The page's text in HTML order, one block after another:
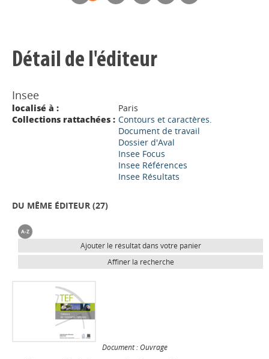
Détail de l'éditeur
Insee
localisé à :
Paris
Collections rattachées : Contours et caractères.
Document de travail
Dossier d'Aval
Insee Focus
Insee Références
Insee Résultats
DU MÊME ÉDITEUR (27)
Ajouter le résultat dans votre panier
Affiner la recherche
Document : Ouvrage